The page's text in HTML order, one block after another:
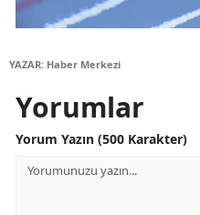
YAZAR: Haber Merkezi
Yorumlar
Yorum Yazın (500 Karakter)